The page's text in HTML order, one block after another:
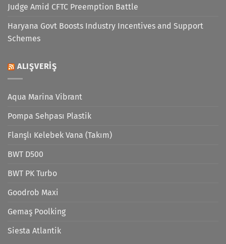
Judge Amid CFTC Preemption Battle
Haryana Govt Boosts Industry Incentives and Support
Schemes
ALIŞVERIŞ
Aqua Marina Vibrant
Pompa Sehpası Plastik
Flanşlı Kelebek Vana (Takım)
BWT D500
BWT PK Turbo
Goodrob Maxi
Gemaş Poolking
Siesta Atlantik